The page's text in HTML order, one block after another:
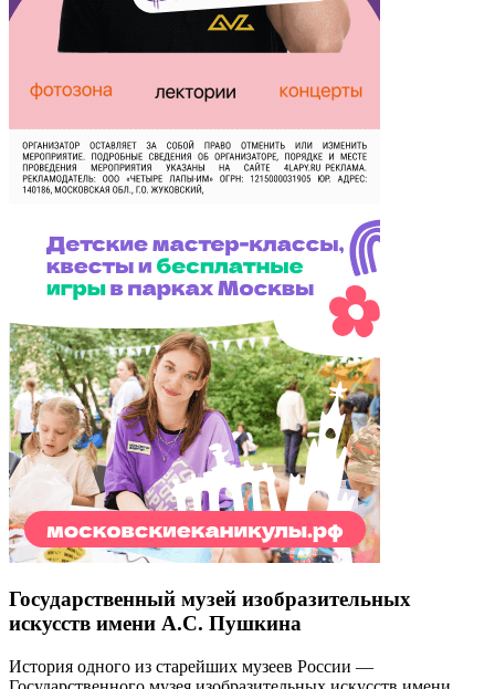
Государственный музей изобразительных
искусств имени А.С. Пушкина
История одного из старейших музеев России —